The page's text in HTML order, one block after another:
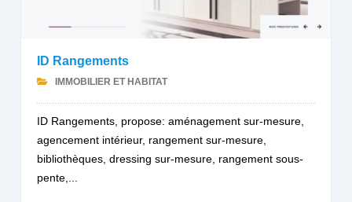
ID Rangements
IMMOBILIER ET HABITAT
ID Rangements, propose: aménagement sur-mesure,
agencement intérieur, rangement sur-mesure,
bibliothèques, dressing sur-mesure, rangement sous-
pente,...